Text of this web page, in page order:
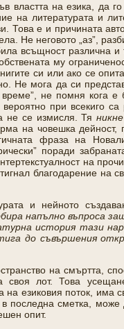
властта на езика, да
на литературата и
Това е и причината
Не неговото „аз”,
всъщност различна
му
си или ако се
Не мога да си
не помня кога е
при всекиго
не се измисля. Тя никне
на човешка
фраза на
поради
на
благодарение на
и нейното
напълно въпроса
история тази
до съвършения
на смъртта,
лот. Това
езиковия поток, има
последна сметка,
опит.